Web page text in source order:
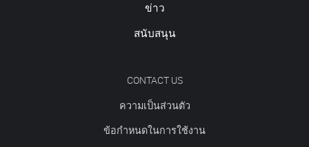
ข่าว
สนับสนุน
CONTACT US
ความเป็นส่วนตัว
ข้อกำหนดในการใช้งาน